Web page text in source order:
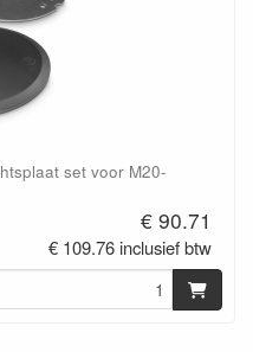
set voor M20-
€ 90.71
€ 109.76 inclusief btw